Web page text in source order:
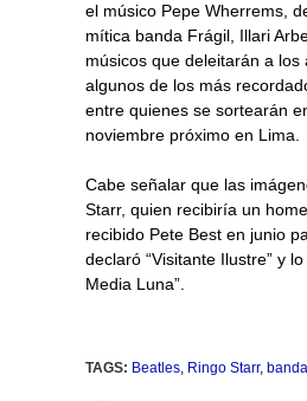
el músico Pepe Wherrems,
mítica banda Frágil, Illari
músicos que deleitarán a
algunos de los más
entre quienes se sortearán
noviembre próximo en Lima.
Cabe señalar que las
Starr, quien recibiría un
recibido Pete Best en junio
declaró “Visitante Ilustre” y
Media Luna”.
TAGS: Beatles, Ringo Starr, banda